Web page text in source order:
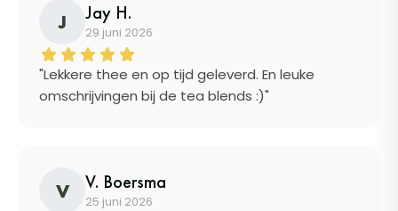
J Jay H.
29 juni 2026
"Lekkere thee en op tijd geleverd. En leuke
omschrijvingen bij de tea blends :)"
V V. Boersma
25 juni 2026